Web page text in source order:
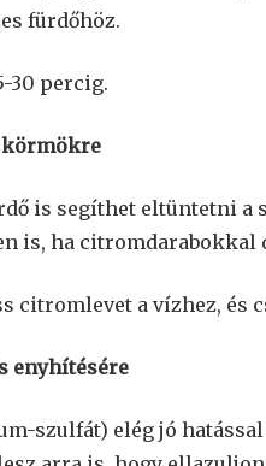
fürdőhöz.
30 percig.
körmökre
is segíthet eltüntetni
is, ha
citromlevet a vízhez, és
enyhítésére
szulfát) elég jó